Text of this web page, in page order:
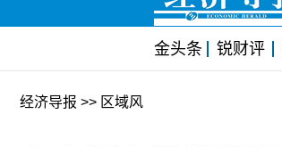
金头条 锐财评
经济导报 >> 区域风